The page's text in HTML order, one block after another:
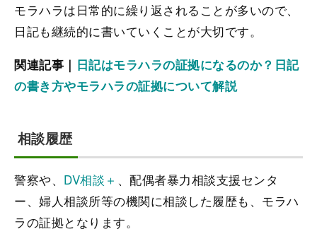
モラハラは日常的に繰り返されることが多いので、
日記も継続的に書いていくことが大切です。
関連記事｜ 日記はモラハラの証拠になるのか？日記
の書き方やモラハラの証拠について解説
相談履歴
警察や、 DV相談＋ 、配偶者暴力相談支援センタ
ー、婦人相談所等の機関に相談した履歴も、モラハ
ラの証拠となります。